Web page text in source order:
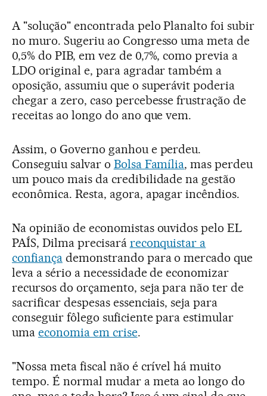
A "solução" encontrada pelo Planalto foi subir
no muro. Sugeriu ao Congresso uma meta de
0,5% do PIB, em vez de 0,7%, como previa a
LDO original e, para agradar também a
oposição, assumiu que o superávit poderia
chegar a zero, caso percebesse frustração de
receitas ao longo do ano que vem.
Assim, o Governo ganhou e perdeu.
Conseguiu salvar o Bolsa Família, mas perdeu
um pouco mais da credibilidade na gestão
econômica. Resta, agora, apagar incêndios.
Na opinião de economistas ouvidos pelo EL
PAÍS, Dilma precisará reconquistar a
confiançademonstrando para o mercado que
leva a sério a necessidade de economizar
recursos do orçamento, seja para não ter de
sacrificar despesas essenciais, seja para
conseguir fôlego suficiente para estimular
uma economia em crise.
"Nossa meta fiscal não é crível há muito
tempo. É normal mudar a meta ao longo do